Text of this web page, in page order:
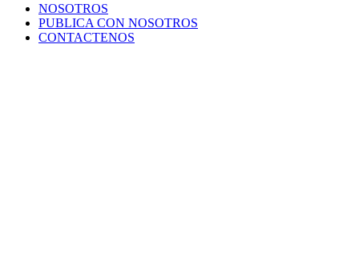
NOSOTROS
PUBLICA CON NOSOTROS
CONTACTENOS